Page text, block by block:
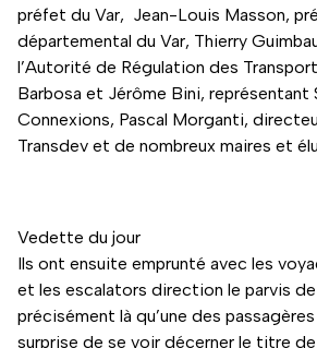
préfet du Var, Jean-Louis Masson,
départemental du Var, Thierry
l’Autorité de Régulation des
Barbosa et Jérôme Bini, représentant
Connexions, Pascal Morganti,
Transdev et de nombreux maires et
Vedette du jour
Ils ont ensuite emprunté avec les
et les escalators direction le parvis de
précisément là qu’une des
surprise de se voir décerner le titre